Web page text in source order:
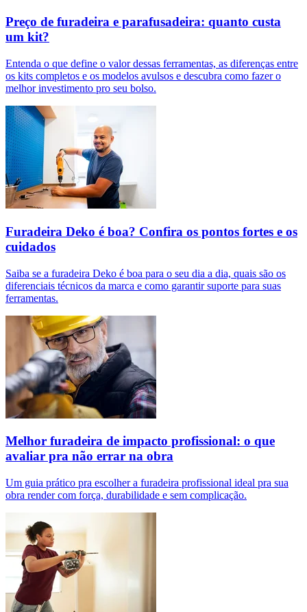
Preço de furadeira e parafusadeira: quanto custa
um kit?
Entenda o que define o valor dessas ferramentas, as diferenças entre
os kits completos e os modelos avulsos e descubra como fazer o
melhor investimento pro seu bolso.
Furadeira Deko é boa? Confira os pontos fortes e os
cuidados
Saiba se a furadeira Deko é boa para o seu dia a dia, quais são os
diferenciais técnicos da marca e como garantir suporte para suas
ferramentas.
Melhor furadeira de impacto profissional: o que
avaliar pra não errar na obra
Um guia prático pra escolher a furadeira profissional ideal pra sua
obra render com força, durabilidade e sem complicação.